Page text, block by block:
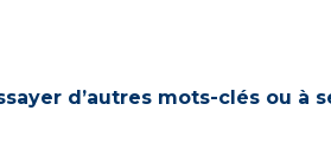
d’autres mots-clés ou à